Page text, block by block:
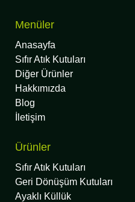
Menüler
Anasayfa
Sıfır Atık Kutuları
Diğer Ürünler
Hakkımızda
Blog
İletişim
Ürünler
Sıfır Atık Kutuları
Geri Dönüşüm Kutuları
Ayaklı Küllük